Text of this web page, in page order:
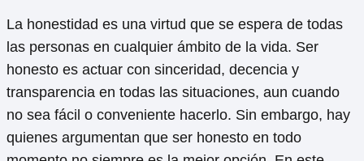
La honestidad es una virtud que se espera de todas
las personas en cualquier ámbito de la vida. Ser
honesto es actuar con sinceridad, decencia y
transparencia en todas las situaciones, aun cuando
no sea fácil o conveniente hacerlo. Sin embargo, hay
quienes argumentan que ser honesto en todo